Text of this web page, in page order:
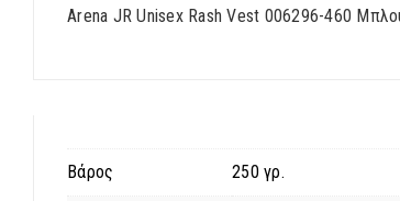
Arena JR Unisex Rash Vest 006296-460
Βάρος 250 γρ.